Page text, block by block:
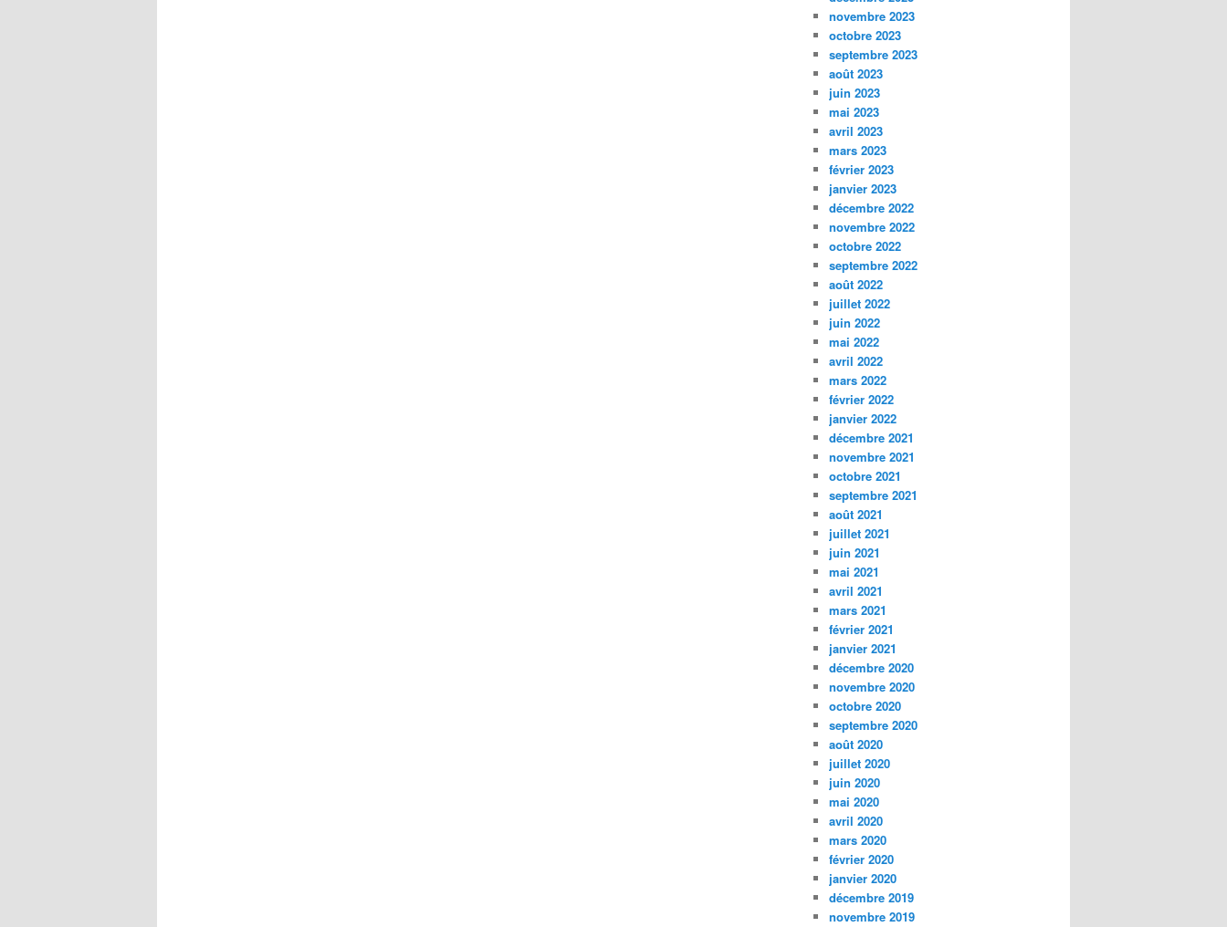
novembre 2023
octobre 2023
septembre 2023
août 2023
juin 2023
mai 2023
avril 2023
mars 2023
février 2023
janvier 2023
décembre 2022
novembre 2022
octobre 2022
septembre 2022
août 2022
juillet 2022
juin 2022
mai 2022
avril 2022
mars 2022
février 2022
janvier 2022
décembre 2021
novembre 2021
octobre 2021
septembre 2021
août 2021
juillet 2021
juin 2021
mai 2021
avril 2021
mars 2021
février 2021
janvier 2021
décembre 2020
novembre 2020
octobre 2020
septembre 2020
août 2020
juillet 2020
juin 2020
mai 2020
avril 2020
mars 2020
février 2020
janvier 2020
décembre 2019
novembre 2019